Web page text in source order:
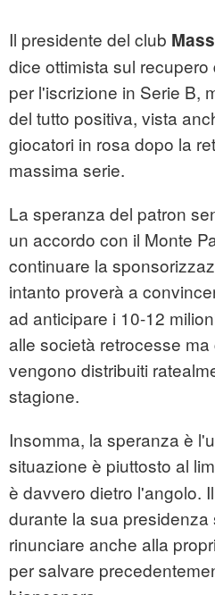
Il presidente del club
dice ottimista sul
per l'iscrizione in Serie B,
del tutto positiva, vista
giocatori in rosa dopo la
massima serie.
La speranza del patron
un accordo con il Monte
continuare la
intanto proverà a
ad anticipare i 10-12
alle società retrocesse
vengono distribuiti
stagione.
Insomma, la speranza è
situazione è piuttosto al
è davvero dietro l'angolo.
durante la sua
rinunciare anche alla
per salvare